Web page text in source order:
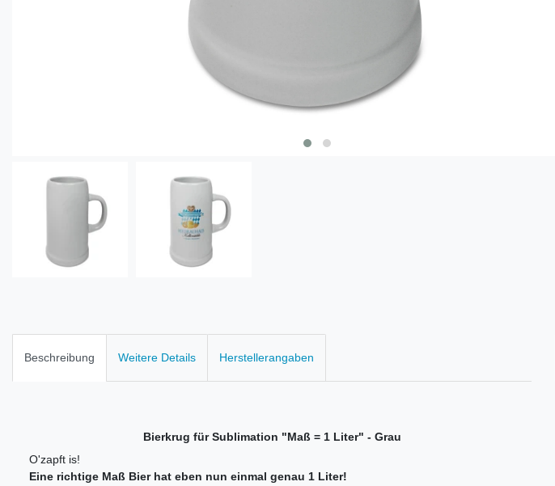
Beschreibung Weitere Details Herstellerangaben
Bierkrug für Sublimation "Maß = 1 Liter" - Grau
O'zapft is!
Eine richtige Maß Bier hat eben nun einmal genau 1 Liter!